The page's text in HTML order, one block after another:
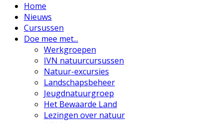
Home
Nieuws
Cursussen
Doe mee met...
Werkgroepen
IVN natuurcursussen
Natuur-excursies
Landschapsbeheer
Jeugdnatuurgroep
Het Bewaarde Land
Lezingen over natuur